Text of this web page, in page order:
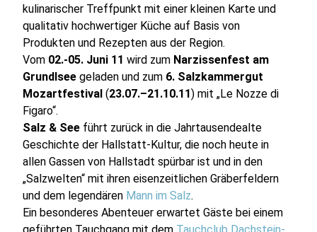
kulinarischer Treffpunkt mit einer kleinen Karte und
qualitativ hochwertiger Küche auf Basis von
Produkten und Rezepten aus der Region.
Vom 02.-05. Juni 11 wird zum Narzissenfest am
Grundlseegeladen und zum 6. Salzkammergut
Mozartfestival (23.07.–21.10.11) mit „Le Nozze di
Figaro“.
Salz & See führt zurück in die Jahrtausendealte
Geschichte der Hallstatt-Kultur, die noch heute in
allen Gassen von Hallstadt spürbar ist und in den
„Salzwelten“ mit ihren eisenzeitlichen Gräberfeldern
und dem legendären Mann im Salz.
Ein besonderes Abenteuer erwartet Gäste bei einem